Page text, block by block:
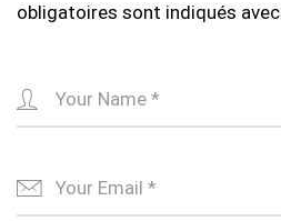
obligatoires sont indiqués avec